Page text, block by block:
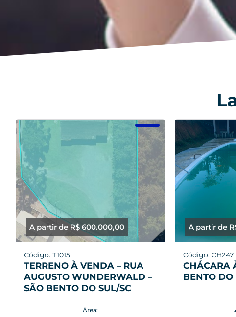
A partir de R$ 600.000,00
Código: T1015
TERRENO À VENDA – RUA
AUGUSTO WUNDERWALD –
SÃO BENTO DO SUL/SC
Área:
A partir de
Código: CH247
CHÁCARA
BENTO DO